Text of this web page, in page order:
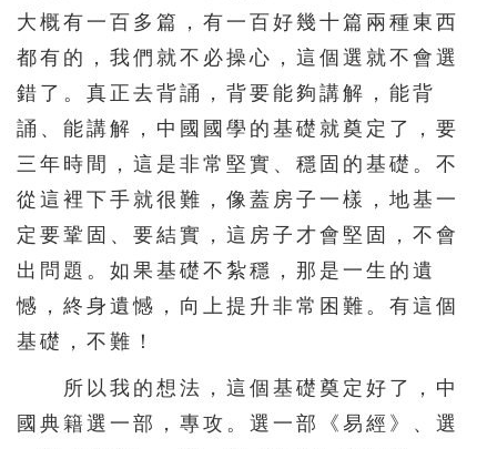
大概有一百多篇，有一百好幾十篇兩種東西
都有的，我們就不必操心，這個選就不會選
錯了。真正去背誦，背要能夠講解，能背
誦、能講解，中國國學的基礎就奠定了，要
三年時間，這是非常堅實、穩固的基礎。不
從這裡下手就很難，像蓋房子一樣，地基一
定要鞏固、要結實，這房子才會堅固，不會
出問題。如果基礎不紮穩，那是一生的遺
憾，終身遺憾，向上提升非常困難。有這個
基礎，不難！
所以我的想法，這個基礎奠定好了，中
國典籍選一部，專攻。選一部《易經》、選